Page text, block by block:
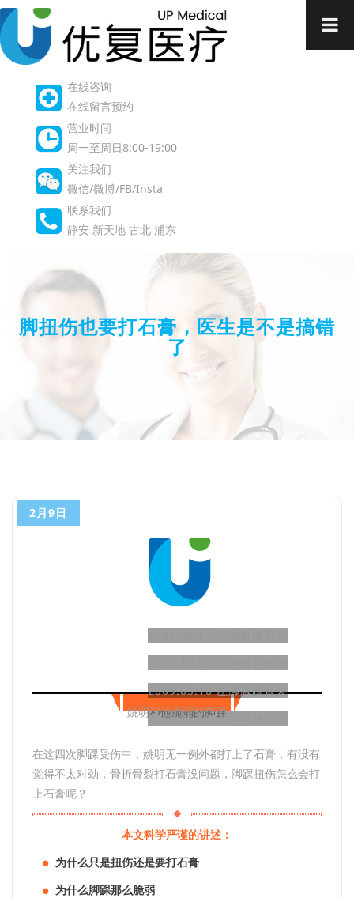
在线咨询
在线留言预约
营业时间
周一至周日8:00-19:00
关注我们
微信/微博/FB/Insta
联系我们
静安 新天地 古北 浦东
脚扭伤也要打石膏，医生是不是搞错
了
2月9日
姚明和他脆弱的脚踝
2009.05.10 左脚脚踝骨裂
2010.11.11 左脚脚踝扭伤
在这四次脚踝受伤中，姚明无一例外都打上了石膏，有没有
觉得不太对劲，骨折骨裂打石膏没问题，脚踝扭伤怎么会打
上石膏呢？
本文科学严谨的讲述：
● 为什么只是扭伤还是要打石膏
● 为什么脚踝那么脆弱